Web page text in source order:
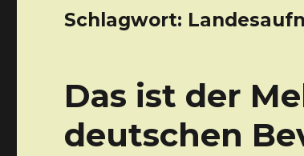
Schlagwort:
Das ist der
deutschen